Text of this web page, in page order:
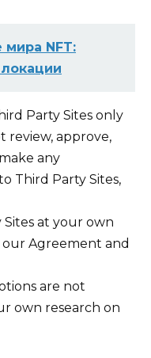
NFT:
Party Sites only
review, approve,
any
Third Party Sites,
Sites at your own
our Agreement and
are not
own research on